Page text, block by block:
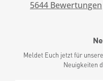
5644 Bewertungen
Meldet Euch jetzt für
Neuigkeiten